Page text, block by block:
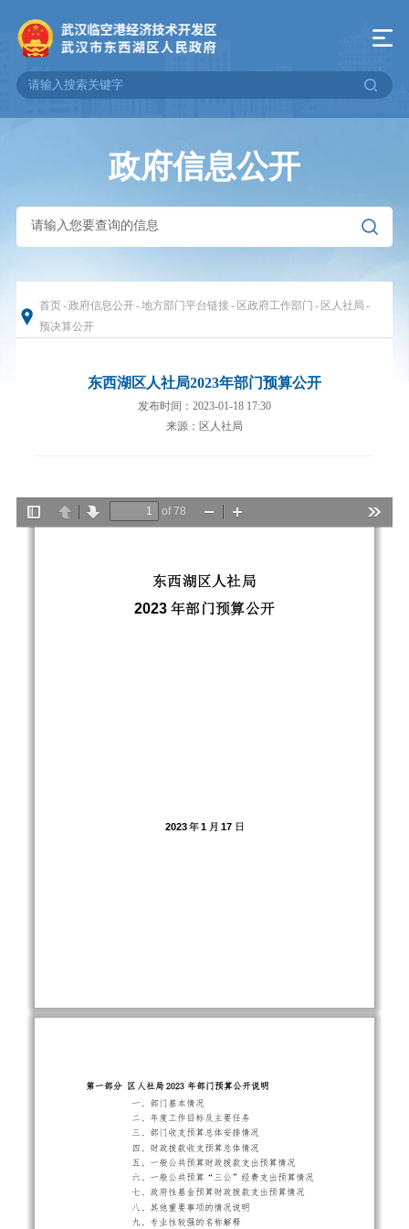
政府信息公开
首页-政府信息公开-地方部门平台链接- 区政府工作部门 - 区人社局 -
预决算公开
东西湖区人社局2023年部门预算公开
发布时间：2023-01-18 17:30
来源：区人社局